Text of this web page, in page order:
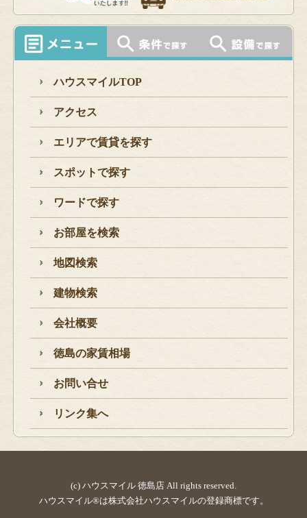
ハウスマイルTOP
アクセス
エリアで賃貸を探す
スポットで探す
ワードで探す
お部屋を検索
地図検索
建物検索
会社概要
徳島の家賃相場
お問い合せ
リンク集へ
(c) ハウスマイル 徳島店 All rights reserved.
ハウスマイル®は株式会社ハウスマイルの登録商標です。